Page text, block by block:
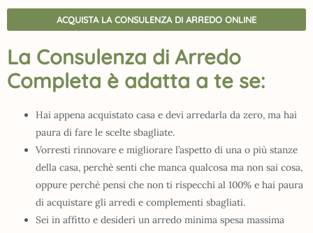
ACQUISTA LA CONSULENZA DI ARREDO ONLINE
La Consulenza di Arredo
Completa è adatta a te se:
Hai appena acquistato casa e devi arredarla da zero, ma hai
paura di fare le scelte sbagliate.
Vorresti rinnovare e migliorare l’aspetto di una o più stanze
della casa, perchè senti che manca qualcosa ma non sai cosa,
oppure perchè pensi che non ti rispecchi al 100% e hai paura
di acquistare gli arredi e complementi sbagliati.
Sei in affitto e desideri un arredo minima spesa massima